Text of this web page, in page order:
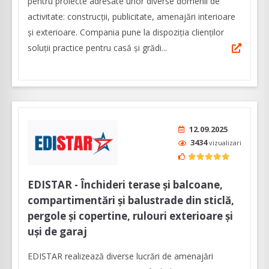
activitate: construcții, publicitate, amenajări interioare
și exterioare. Compania pune la dispoziția clienților
soluții practice pentru casă și grădi...
12.09.2025
3434vizualizari
EDISTAR - Închideri terase și balcoane,
compartimentări și balustrade din sticlă,
pergole și copertine, rulouri exterioare și
uși de garaj
EDISTAR realizează diverse lucrări de amenajări